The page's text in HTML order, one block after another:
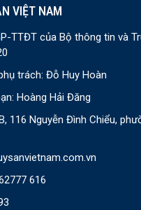
VIỆT NAM
TTĐT của Bộ thông tin và
trách: Đỗ Huy Hoàn
Hoàng Hải Đăng
116 Nguyễn Đình Chiểu,
616